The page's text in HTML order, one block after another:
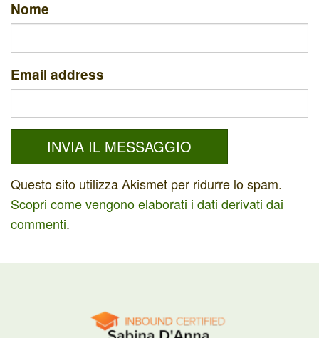
Nome
Email address
Questo sito utilizza Akismet per ridurre lo spam.
Scopri come vengono elaborati i dati derivati dai
commenti.